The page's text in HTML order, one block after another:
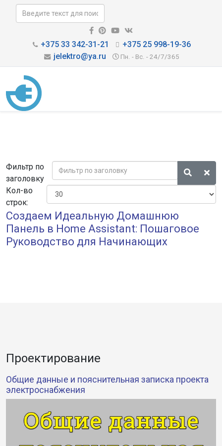
+375 33 342-31-21
+375 25 998-19-36
jelektro@ya.ru
Пн. - Вс. - 24/7/365
Фильтр по
заголовку
Кол-во
строк:
Создаем Идеальную Домашнюю
Панель в Home Assistant: Пошаговое
Руководство для Начинающих
Проектирование
Общие данные и пояснительная записка проекта
электроснабжения